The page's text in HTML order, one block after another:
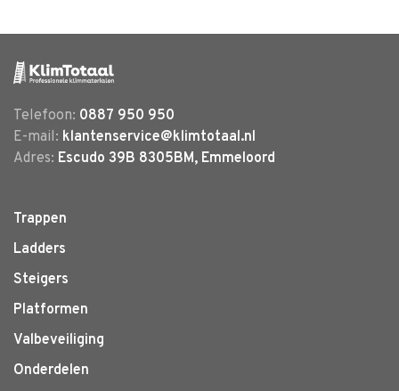
Telefoon: 0887 950 950
E-mail: klantenservice@klimtotaal.nl
Adres: Escudo 39B 8305BM, Emmeloord
Trappen
Ladders
Steigers
Platformen
Valbeveiliging
Onderdelen